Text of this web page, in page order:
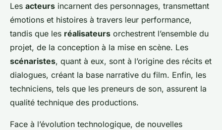
Les acteurs incarnent des personnages, transmettant
émotions et histoires à travers leur performance,
tandis que les réalisateurs orchestrent l’ensemble du
projet, de la conception à la mise en scène. Les
scénaristes, quant à eux, sont à l’origine des récits et
dialogues, créant la base narrative du film. Enfin, les
techniciens, tels que les preneurs de son, assurent la
qualité technique des productions.
Face à l’évolution technologique, de nouvelles